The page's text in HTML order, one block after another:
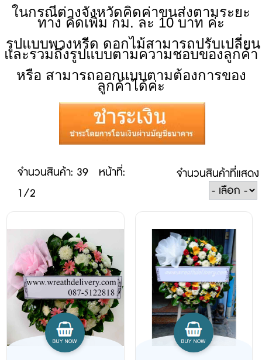
ในกรณีต่างจังหวัดคิดค่าขนส่งตามระยะ
ทาง คิดเพิ่ม กม. ละ 10 บาท ค่ะ
รูปแบบพวงหรีด ดอกไม้สามารถปรับเปลี่ยน
และรวมถึงรูปแบบตามความชอบของลูกค้า
หรือ สามารถออกแบบตามต้องการของ
ลูกค้าได้ค่ะ
จำนวนสินค้า: 39
หน้าที่:
1/2
จำนวนสินค้าที่แสดง